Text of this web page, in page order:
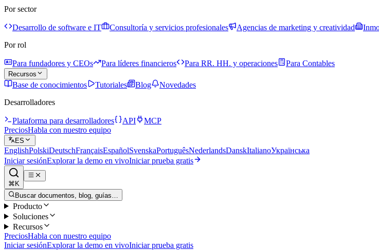
Por sector
Desarrollo de software e IT Consultoría y servicios profesionales Agencias de marketing y creatividad
Por rol
Para fundadores y CEOs Para líderes financieros Para RR. HH. y operaciones Para Contables
Recursos
Base de conocimientos Tutoriales Blog
Novedades
Desarrolladores
Plataforma para desarrolladores API
MCP
PreciosHabla con nuestro equipo
ES
EnglishPolskiDeutschFrançaisEspañolSvenskaPortuguêsNederlandsDanskItalianoУкраїнська
Iniciar sesiónExplorar la demo en vivoIniciar prueba gratis
⌘K
Buscar documentos, blog, guías…
Producto
Soluciones
Recursos
PreciosHabla con nuestro equipo
Iniciar sesiónExplorar la demo en vivoIniciar prueba gratis